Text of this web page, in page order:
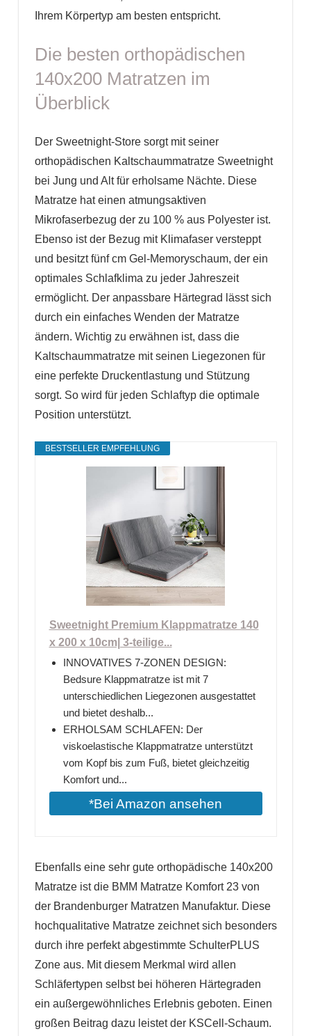
Ihrem Körpertyp am besten entspricht.
Die besten orthopädischen
140x200 Matratzen im
Überblick
Der Sweetnight-Store sorgt mit seiner
orthopädischen Kaltschaummatratze Sweetnight
bei Jung und Alt für erholsame Nächte. Diese
Matratze hat einen atmungsaktiven
Mikrofaserbezug der zu 100 % aus Polyester ist.
Ebenso ist der Bezug mit Klimafaser versteppt
und besitzt fünf cm Gel-Memoryschaum, der ein
optimales Schlafklima zu jeder Jahreszeit
ermöglicht. Der anpassbare Härtegrad lässt sich
durch ein einfaches Wenden der Matratze
ändern. Wichtig zu erwähnen ist, dass die
Kaltschaummatratze mit seinen Liegezonen für
eine perfekte Druckentlastung und Stützung
sorgt. So wird für jeden Schlaftyp die optimale
Position unterstützt.
BESTSELLER EMPFEHLUNG
Sweetnight Premium Klappmatratze 140
x 200 x 10cm| 3-teilige...
INNOVATIVES 7-ZONEN DESIGN:
Bedsure Klappmatratze ist mit 7
unterschiedlichen Liegezonen ausgestattet
und bietet deshalb...
ERHOLSAM SCHLAFEN: Der
viskoelastische Klappmatratze unterstützt
vom Kopf bis zum Fuß, bietet gleichzeitig
Komfort und...
*Bei Amazon ansehen
Ebenfalls eine sehr gute orthopädische 140x200
Matratze ist die BMM Matratze Komfort 23 von
der Brandenburger Matratzen Manufaktur. Diese
hochqualitative Matratze zeichnet sich besonders
durch ihre perfekt abgestimmte SchulterPLUS
Zone aus. Mit diesem Merkmal wird allen
Schläfertypen selbst bei höheren Härtegraden
ein außergewöhnliches Erlebnis geboten. Einen
großen Beitrag dazu leistet der KSCell-Schaum.